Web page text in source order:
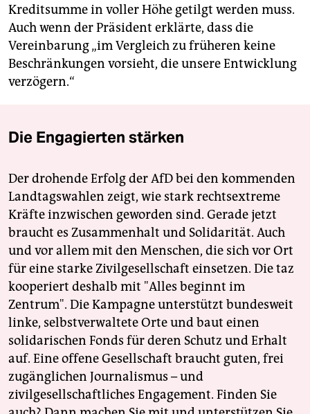
Kreditsumme in voller Höhe getilgt werden muss.
Auch wenn der Präsident erklärte, dass die
Vereinbarung „im Vergleich zu früheren keine
Beschränkungen vorsieht, die unsere Entwicklung
verzögern.“
Die Engagierten stärken
Der drohende Erfolg der AfD bei den kommenden
Landtagswahlen zeigt, wie stark rechtsextreme
Kräfte inzwischen geworden sind. Gerade jetzt
braucht es Zusammenhalt und Solidarität. Auch
und vor allem mit den Menschen, die sich vor Ort
für eine starke Zivilgesellschaft einsetzen. Die taz
kooperiert deshalb mit "Alles beginnt im
Zentrum". Die Kampagne unterstützt bundesweit
linke, selbstverwaltete Orte und baut einen
solidarischen Fonds für deren Schutz und Erhalt
auf. Eine offene Gesellschaft braucht guten, frei
zugänglichen Journalismus – und
zivilgesellschaftliches Engagement. Finden Sie